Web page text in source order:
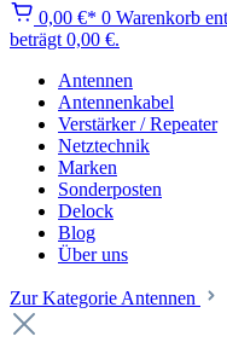
0,00 €* 0 Warenkorb
beträgt 0,00 €.
Antennen
Antennenkabel
Verstärker / Repeater
Netztechnik
Marken
Sonderposten
Delock
Blog
Über uns
Zur Kategorie Antennen